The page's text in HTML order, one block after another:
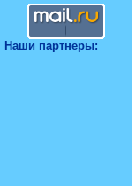
Наши партнеры: